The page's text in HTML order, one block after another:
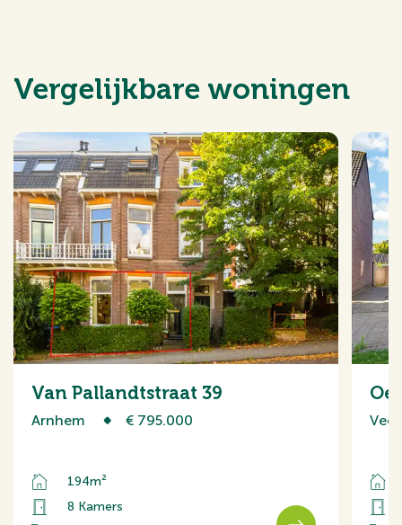
Vergelijkbare woningen
Van Pallandtstraat 39
Arnhem € 795.000
194m²
8 Kamers